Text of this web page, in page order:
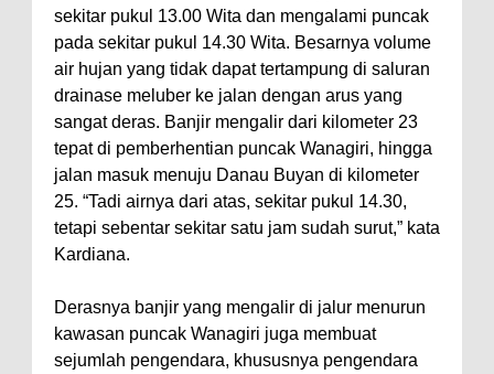
sekitar pukul 13.00 Wita dan mengalami puncak
pada sekitar pukul 14.30 Wita. Besarnya volume
air hujan yang tidak dapat tertampung di saluran
drainase meluber ke jalan dengan arus yang
sangat deras. Banjir mengalir dari kilometer 23
tepat di pemberhentian puncak Wanagiri, hingga
jalan masuk menuju Danau Buyan di kilometer
25. “Tadi airnya dari atas, sekitar pukul 14.30,
tetapi sebentar sekitar satu jam sudah surut,” kata
Kardiana.
Derasnya banjir yang mengalir di jalur menurun
kawasan puncak Wanagiri juga membuat
sejumlah pengendara, khususnya pengendara